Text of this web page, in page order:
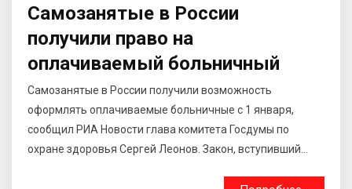
Самозанятые в России
получили право на
оплачиваемый больничный
Самозанятые в России получили возможность
оформлять оплачиваемые больничные с 1 января,
сообщил РИА Новости глава комитета Госдумы по
охране здоровья Сергей Леонов. Закон, вступивший...